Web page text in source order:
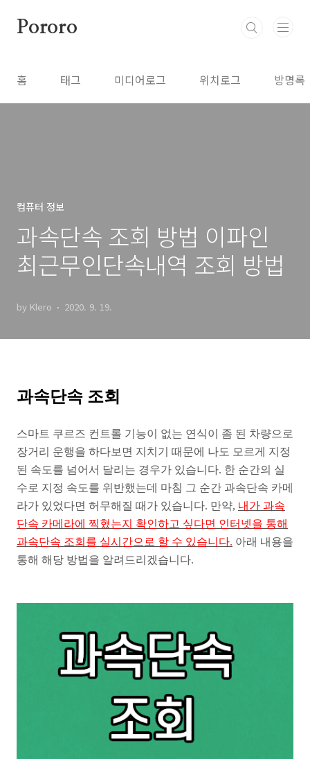
Pororo
홈 태그 미디어로그 위치로그 방명록
컴퓨터 정보
과속단속 조회 방법 이파인
최근무인단속내역 조회 방법
by Klero 2020. 9. 19.
과속단속 조회
스마트 쿠르즈 컨트롤 기능이 없는 연식이 좀 된 차량으로
장거리 운행을 하다보면 지치기 때문에 나도 모르게 지정
된 속도를 넘어서 달리는 경우가 있습니다. 한 순간의 실
수로 지정 속도를 위반했는데 마침 그 순간 과속단속 카메
라가 있었다면 허무해질 때가 있습니다. 만약, 내가 과속
단속 카메라에 찍혔는지 확인하고 싶다면 인터넷을 통해
과속단속 조회를 실시간으로 할 수 있습니다. 아래 내용을
통해 해당 방법을 알려드리겠습니다.